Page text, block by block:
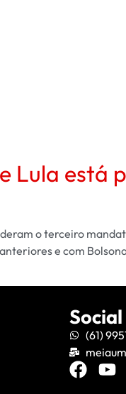
Lula está
o terceiro
e com
(61)